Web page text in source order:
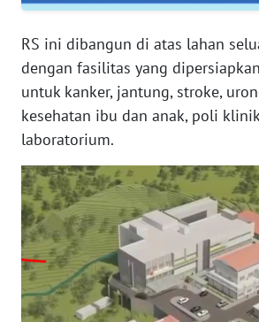
RS ini dibangun di atas lahan
dengan fasilitas yang
untuk kanker, jantung, stroke,
kesehatan ibu dan anak, poli
laboratorium.
PAPUA
PAPUA
BARAT
WN
WN
SERAMBI
WN
JAMBI